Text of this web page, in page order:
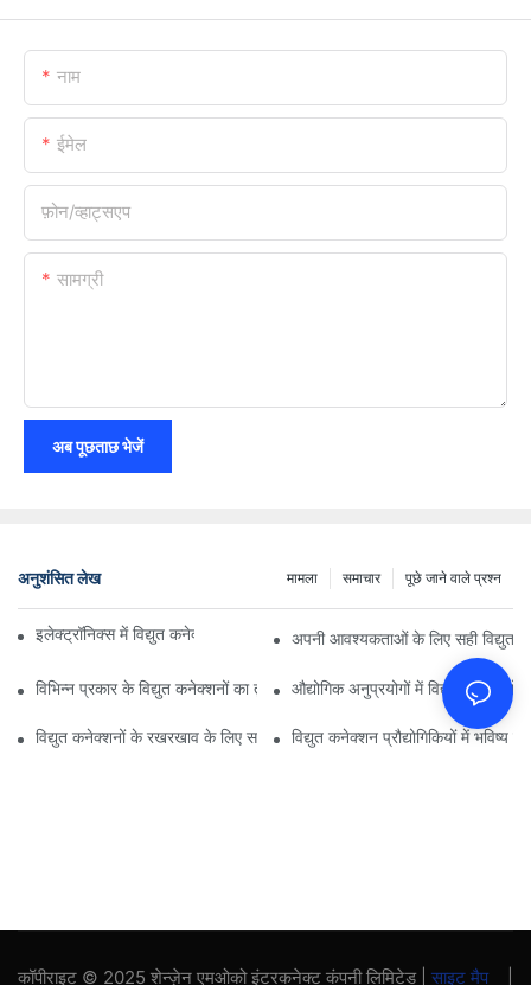
नाम
ईमेल
फ़ोन/व्हाट्सएप
सामग्री
अब पूछताछ भेजें
अनुशंसित लेख पूछे जाने वाले प्रश्न
समाचार
मामला
इलेक्ट्रॉनिक्स में विद्युत कनेक्शनों पर प्रौद्योगिकी का प्रभावअपनी आवश्यकताओं के लिए सही विद्युत
विभिन्न प्रकार के विद्युत कनेक्शनों का तुलनात्मक विश्लेषणऔद्योगिक अनुप्रयोगों में विद्युत कनेक्शनों
विद्युत कनेक्शनों के रखरखाव के लिए सर्वोत्तम अभ्यासविद्युत कनेक्शन प्रौद्योगिकियों में भविष्य
कॉपीराइट © 2025 शेन्ज़ेन एमओको इंटरकनेक्ट कंपनी लिमिटेड | साइट मैप